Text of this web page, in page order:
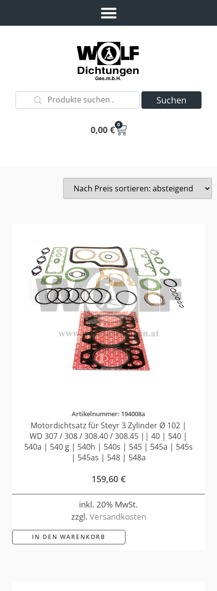
Suchen
0,00 € 0
Artikelnummer: 194008a
Motordichtsatz für Steyr 3 Zylinder Ø 102 |
WD 307 / 308 / 308.40 / 308.45 || 40 | 540 |
540a | 540 g | 540h | 540s | 545 | 545a | 545s
| 545as | 548 | 548a
159,60 €
inkl. 20% MwSt.
zzgl. Versandkosten
IN DEN WARENKORB